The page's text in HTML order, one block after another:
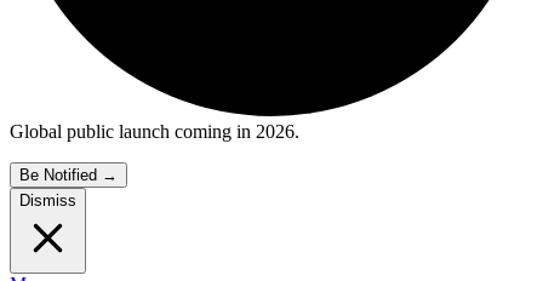
Global public launch coming in 2026.
Be Notified →
Dismiss